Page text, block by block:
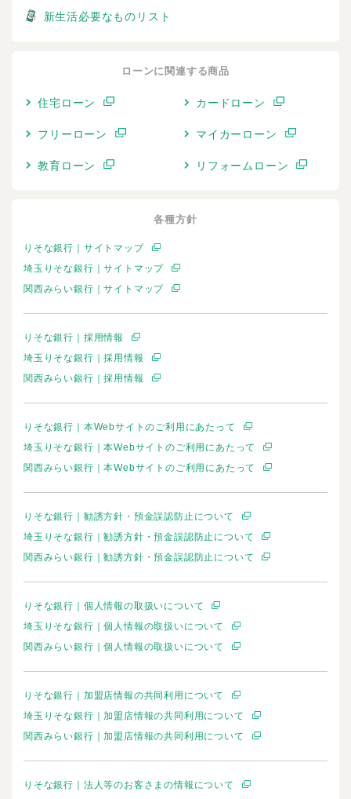
新生活必要なものリスト
ローンに関連する商品
住宅ローン カードローン
フリーローン マイカーローン
教育ローン リフォームローン
各種方針
りそな銀行｜サイトマップ
埼玉りそな銀行｜サイトマップ
関西みらい銀行｜サイトマップ
りそな銀行｜採用情報
埼玉りそな銀行｜採用情報
関西みらい銀行｜採用情報
りそな銀行｜本Webサイトのご利用にあたって
埼玉りそな銀行｜本Webサイトのご利用にあたって
関西みらい銀行｜本Webサイトのご利用にあたって
りそな銀行｜勧誘方針・預金誤認防止について
埼玉りそな銀行｜勧誘方針・預金誤認防止について
関西みらい銀行｜勧誘方針・預金誤認防止について
りそな銀行｜個人情報の取扱いについて
埼玉りそな銀行｜個人情報の取扱いについて
関西みらい銀行｜個人情報の取扱いについて
りそな銀行｜加盟店情報の共同利用について
埼玉りそな銀行｜加盟店情報の共同利用について
関西みらい銀行｜加盟店情報の共同利用について
りそな銀行｜法人等のお客さまの情報について